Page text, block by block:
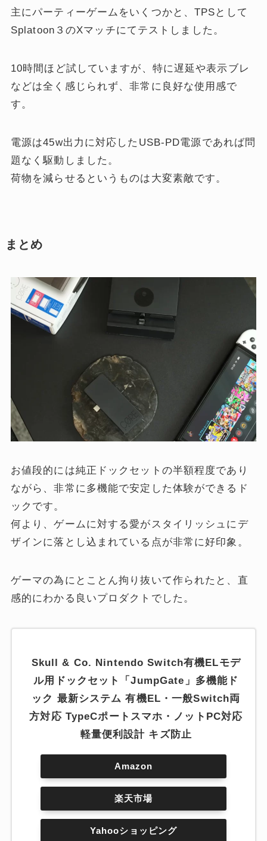
主にパーティーゲームをいくつかと、TPSとして
Splatoon３のXマッチにてテストしました。
10時間ほど試していますが、特に遅延や表示ブレ
などは全く感じられず、非常に良好な使用感で
す。
電源は45w出力に対応したUSB-PD電源であれば問
題なく駆動しました。
荷物を減らせるというものは大変素敵です。
まとめ
お値段的には純正ドックセットの半額程度であり
ながら、非常に多機能で安定した体験ができるド
ックです。
何より、ゲームに対する愛がスタイリッシュにデ
ザインに落とし込まれている点が非常に好印象。
ゲーマの為にとことん拘り抜いて作られたと、直
感的にわかる良いプロダクトでした。
Skull & Co. Nintendo Switch有機ELモデ
ル用ドックセット「JumpGate」多機能ド
ック 最新システム 有機EL・一般Switch両
方対応 TypeCポートスマホ・ノットPC対応
軽量便利設計 キズ防止
Amazon
楽天市場
Yahooショッピング